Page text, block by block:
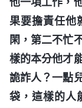
果要擔責任他
閑，第二不忙
樣的本分他才
詭詐人？一點
袋，這樣的人